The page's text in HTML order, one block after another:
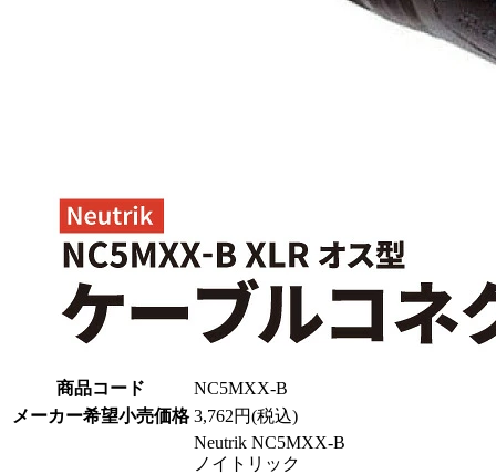
商品コード
NC5MXX-B
メーカー希望小売価格 3,762円(税込)
Neutrik NC5MXX-B
ノイトリック